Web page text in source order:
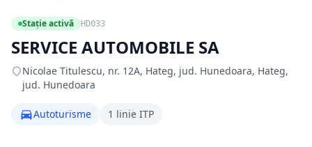
Stație activă HD033
SERVICE AUTOMOBILE SA
Nicolae Titulescu, nr. 12A, Hateg, jud. Hunedoara, Hateg,
jud. Hunedoara
Autoturisme 1 linie ITP